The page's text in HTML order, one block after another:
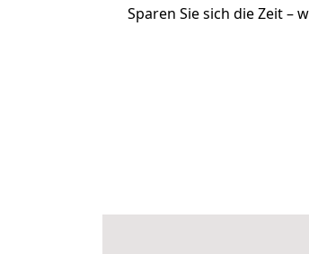
Sparen Sie sich die Zeit –